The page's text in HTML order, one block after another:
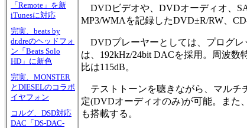
「Remote」を新
iTunesに対応
完実、beats by
dr.dreのヘッドフォ
ン「Beats Solo
HD」に新色
完実、MONSTER
とDIESELのコラボ
イヤフォン
コルグ、DSD対応
DAC「DS-DAC-
DVDビデオや、DVDオーディオ、
MP3/WMAを記録したDVD±R/RW、
DVDプレーヤーとしては、プログレ
は、192kHz/24bit DACを採用。周波数
比は115dB。
テストトーンを聴きながら、マルチ
定(DVDオーディオのみ)が可能。また
も搭載する。